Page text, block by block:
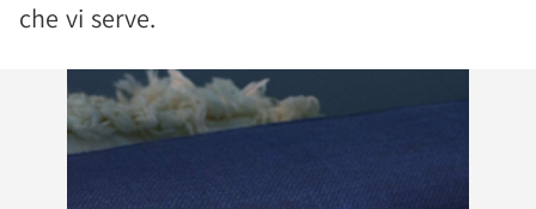
che vi serve.